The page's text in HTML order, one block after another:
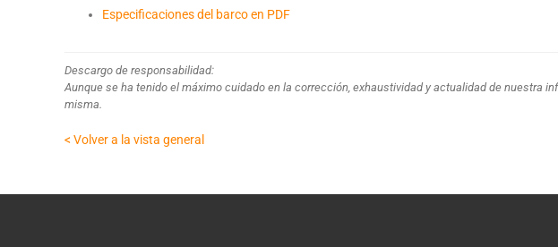
Especificaciones del barco en PDF
Descargo de responsabilidad:
Aunque se ha tenido el máximo cuidado en la corrección, exhaustividad y actualidad de nuestra
misma.
< Volver a la vista general